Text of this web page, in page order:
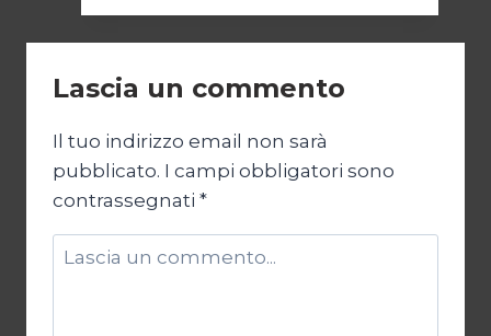
destra
di
Lascia un commento
Il tuo indirizzo email non sarà
pubblicato. I campi obbligatori sono
contrassegnati *